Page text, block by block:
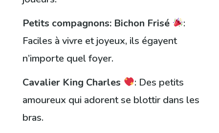
Petits compagnons: Bichon Frisé
:
Faciles à vivre et joyeux, ils égayent
n’importe quel foyer.
Cavalier King Charles
: Des petits
amoureux qui adorent se blottir dans les
bras.